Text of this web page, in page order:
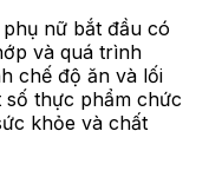
nữ bắt đầu có
và quá trình
chế độ ăn và lối
số thực phẩm chức
khỏe và chất